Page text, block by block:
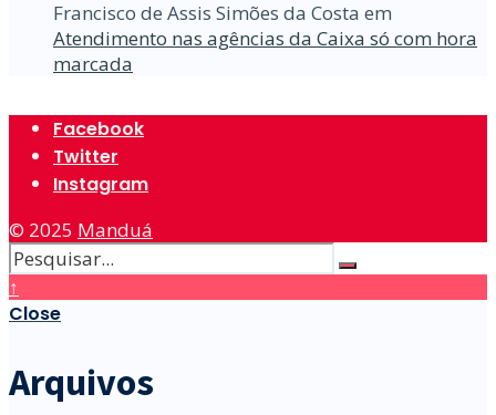
Francisco de Assis Simões da Costa em
Atendimento nas agências da Caixa só com hora
marcada
Facebook
Twitter
Instagram
© 2025 Manduá
↑
Close
Arquivos